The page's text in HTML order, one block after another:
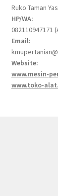
Ruko Taman
HP/WA:
082110947171
Email:
Website:
www.mesin-
www.toko-